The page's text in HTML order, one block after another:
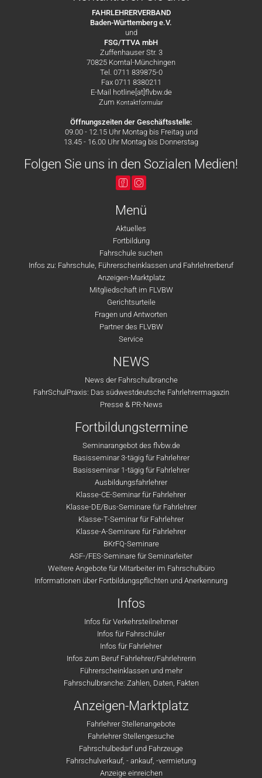
FAHRLEHRERVERBAND
Baden-Württemberg e.V.
und
FSG/TTVA mbH
Zuffenhauser Str. 3
70825 Korntal-Münchingen
Tel. 0711 839875-0
Fax 0711 8380211
E-Mail hotline[at]flvbw.de
Zum Kontaktformular
Öffnungszeiten der Geschäftsstelle:
09.00 - 12.15 Uhr Montag bis Freitag und
13.45 - 16.00 Uhr Montag bis Donnerstag
Folgen Sie uns in den Sozialen Medien!
Menü
Aktuelles
Fortbildung
Fahrschule suchen
Infos zu: Fahrschule, Führerscheinklassen und Fahrlehrerberuf
Anzeigen-Marktplatz
Mitgliedschaft im FLVBW
Gerichtsurteile
Fragen und Antworten
Partner des FLVBW
Service
NEWS
News der Fahrschulbranche
FahrSchulPraxis: Das südwestdeutsche Fahrlehrermagazin
Presse & PR-News
Fortbildungstermine
Seminarangebot des flvbw.de
Basisseminar 3-tägig für Fahrlehrer
Basisseminar 1-tägig für Fahrlehrer
Ausbildungsfahrlehrer
Klasse-CE-Seminar für Fahrlehrer
Klasse-DE/Bus-Seminare für Fahrlehrer
Klasse-T-Seminar für Fahrlehrer
Klasse-A-Seminare für Fahrlehrer
BKrFQ-Seminare
ASF-/FES-Seminare für Seminarleiter
Weitere Angebote für Mitarbeiter im Fahrschulbüro
Informationen über Fortbildungspflichten und Anerkennung
Infos
Infos für Verkehrsteilnehmer
Infos für Fahrschüler
Infos für Fahrlehrer
Infos zum Beruf Fahrlehrer/Fahrlehrerin
Führerscheinklassen und mehr
Fahrschulbranche: Zahlen, Daten, Fakten
Anzeigen-Marktplatz
Fahrlehrer Stellenangebote
Fahrlehrer Stellengesuche
Fahrschulbedarf und Fahrzeuge
Fahrschulverkauf, - ankauf, -vermietung
Anzeige einreichen